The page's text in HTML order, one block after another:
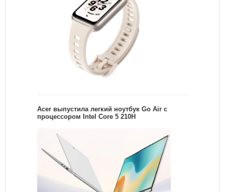
Acer выпустила легкий ноутбук Go Air c
процессором Intel Core 5 210H